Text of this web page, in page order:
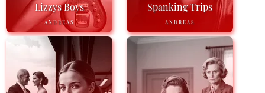
Lizzys Boys
ANDREAS
Spanking Trips
ANDREAS